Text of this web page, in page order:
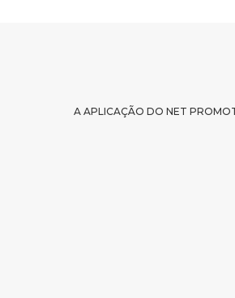
A APLICAÇÃO DO NET